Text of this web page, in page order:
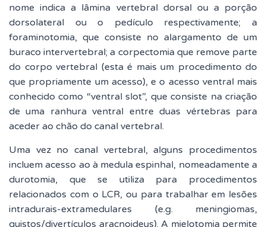
nome indica a lâmina vertebral dorsal ou a porção
dorsolateral ou o pedículo respectivamente; a
foraminotomia, que consiste no alargamento de um
buraco intervertebral; a corpectomia que remove parte
do corpo vertebral (esta é mais um procedimento do
que propriamente um acesso), e o acesso ventral mais
conhecido como “ventral slot”, que consiste na criação
de uma ranhura ventral entre duas vértebras para
aceder ao chão do canal vertebral.
Uma vez no canal vertebral, alguns procedimentos
incluem acesso ao à medula espinhal, nomeadamente a
durotomia, que se utiliza para procedimentos
relacionados com o LCR, ou para trabalhar em lesões
intradurais-extramedulares (e.g. meningiomas,
quistos/divertículos aracnoideus). A mielotomia permite